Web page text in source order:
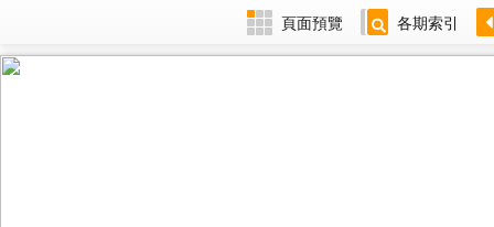
頁面預覽 各期索引